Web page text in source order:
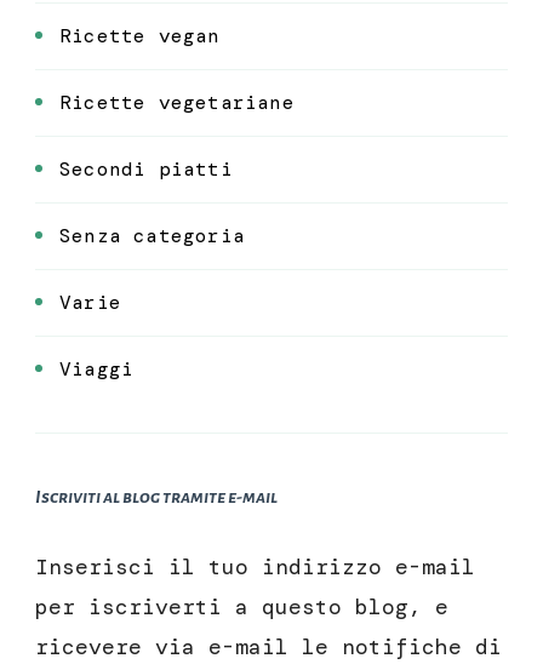
Ricette vegan
Ricette vegetariane
Secondi piatti
Senza categoria
Varie
Viaggi
Iscriviti al blog tramite e-mail
Inserisci il tuo indirizzo e-mail
per iscriverti a questo blog, e
ricevere via e-mail le notifiche di